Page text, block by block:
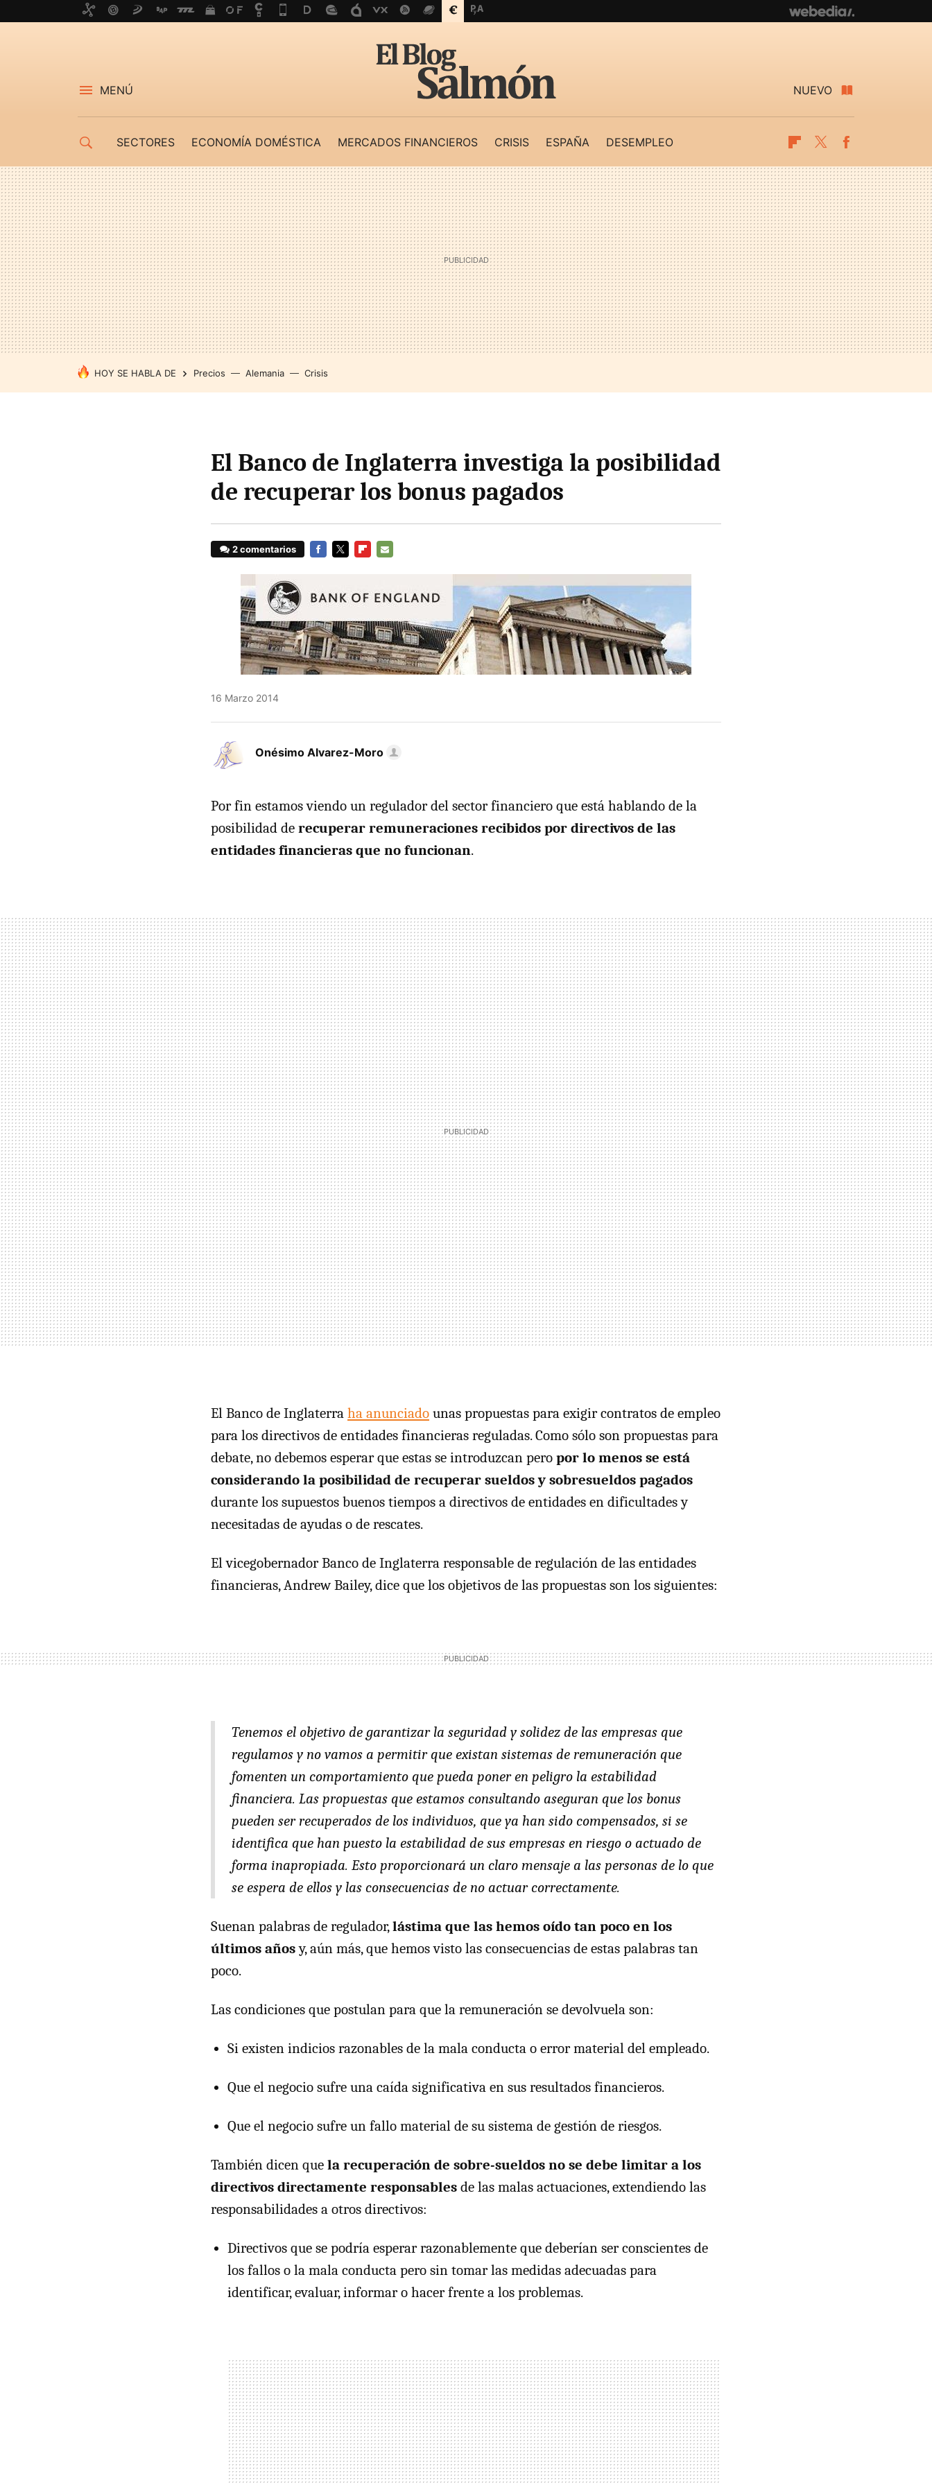
MENÚ NUEVO
SECTORES ECONOMÍA DOMÉSTICA MERCADOS FINANCIEROS CRISIS ESPAÑA DESEMPLEO Flipboard
Twitter
HOY SE HABLA DE Precios Alemania Crisis
El Banco de Inglaterra investiga la posibilidad
de recuperar los bonus pagados
2 comentarios
16 Marzo 2014
Onésimo Alvarez-Moro
Por fin estamos viendo un regulador del sector financiero que está hablando de la
posibilidad de recuperar remuneraciones recibidos por directivos de las
entidades financieras que no funcionan.
El Banco de Inglaterra ha anunciado unas propuestas para exigir contratos de empleo
para los directivos de entidades financieras reguladas. Como sólo son propuestas para
debate, no debemos esperar que estas se introduzcan pero por lo menos se está
considerando la posibilidad de recuperar sueldos y sobresueldos pagados
durante los supuestos buenos tiempos a directivos de entidades en dificultades y
necesitadas de ayudas o de rescates.
El vicegobernador Banco de Inglaterra responsable de regulación de las entidades
financieras, Andrew Bailey, dice que los objetivos de las propuestas son los siguientes:
Tenemos el objetivo de garantizar la seguridad y solidez de las empresas que
regulamos y no vamos a permitir que existan sistemas de remuneración que
fomenten un comportamiento que pueda poner en peligro la estabilidad
financiera. Las propuestas que estamos consultando aseguran que los bonus
pueden ser recuperados de los individuos, que ya han sido compensados, si se
identifica que han puesto la estabilidad de sus empresas en riesgo o actuado de
forma inapropiada. Esto proporcionará un claro mensaje a las personas de lo que
se espera de ellos y las consecuencias de no actuar correctamente.
Suenan palabras de regulador,lástima que las hemos oído tan poco en los
últimos añosy, aún más, que hemos visto las consecuencias de estas palabras tan
poco.
Las condiciones que postulan para que la remuneración se devolvuela son:
Si existen indicios razonables de la mala conducta o error material del empleado.
Que el negocio sufre una caída significativa en sus resultados financieros.
Que el negocio sufre un fallo material de su sistema de gestión de riesgos.
También dicen que la recuperación de sobre-sueldos no se debe limitar a los
directivos directamente responsables de las malas actuaciones, extendiendo las
responsabilidades a otros directivos:
Directivos que se podría esperar razonablemente que deberían ser conscientes de
los fallos o la mala conducta pero sin tomar las medidas adecuadas para
identificar, evaluar, informar o hacer frente a los problemas.